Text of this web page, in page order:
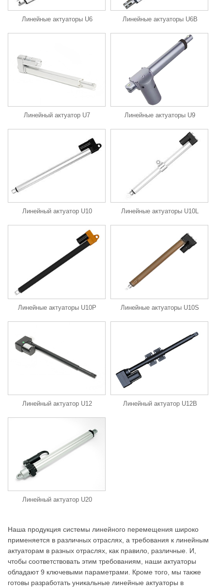
Линейные актуаторы U6 Линейные актуаторы U6B
Линейный актуатор U7 Линейные актуаторы U9
Линейный актуатор U10 Линейные актуаторы U10L
Линейные актуаторы U10P Линейные актуаторы U10S
Линейный актуатор U12 Линейный актуатор U12B
Линейный актуатор U20
Наша продукция системы линейного перемещения широко
применяется в различных отраслях, а требования к линейным
актуаторам в разных отраслях, как правило, различные. И,
чтобы соответствовать этим требованиям, наши актуаторы
обладают 9 ключевыми параметрами. Кроме того, мы также
готовы разработать уникальные линейные актуаторы в